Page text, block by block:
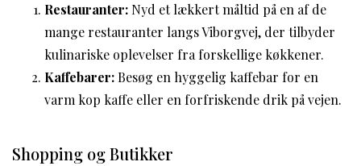
Restauranter: Nyd et lækkert måltid på en af de
mange restauranter langs Viborgvej, der tilbyder
kulinariske oplevelser fra forskellige køkkener.
Kaffebarer:Besøg en hyggelig kaffebar for en
varm kop kaffe eller en forfriskende drik på vejen.
Shopping og Butikker